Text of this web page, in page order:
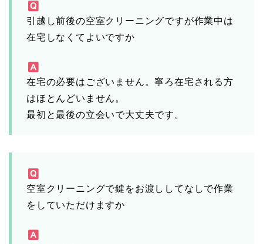
引越し前後の空室クリーニングですが作業中は
在宅しなくてよいですか
在宅の必要はございません。寧ろ在宅される方
はほとんどいません。
最初と最後の立会いで大丈夫です。
空室クリーニングで鍵をお渡ししてなしで作業
をしていただけますか